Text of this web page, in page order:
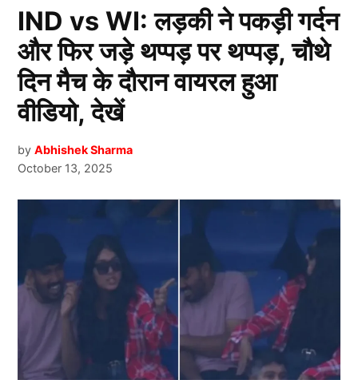
IND vs WI: लड़की ने पकड़ी गर्दन
और फिर जड़े थप्पड़ पर थप्पड़, चौथे
दिन मैच के दौरान वायरल हुआ
वीडियो, देखें
by Abhishek Sharma
October 13, 2025